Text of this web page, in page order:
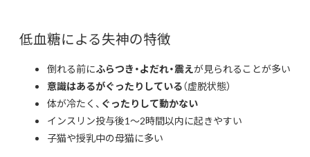
低血糖による失神の特徴
倒れる前にふらつき・よだれ・震えが見られることが多い
意識はあるがぐったりしている（虚脱状態）
体が冷たく、 ぐったりして動かない
インスリン投与後1〜2時間以内に起きやすい
子猫や授乳中の母猫に多い